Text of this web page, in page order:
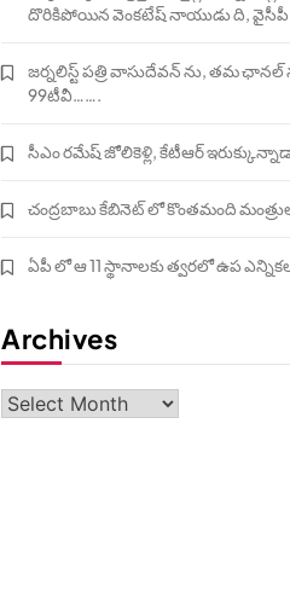
దొరికిపోయిన వెంకటేష్ నాయుడు ది, వైసీపీ
జర్నలిస్ట్ పత్రి వాసుదేవన్ ను, తమ ఛానల్
99టీవీ…….
సీఎం రమేష్ జోలికెళ్లి, కేటీఆర్
చంద్రబాబు కేబినెట్ లో కొంతమంది
ఏపీ లో ఆ 11 స్థానాలకు త్వరలో ఉప
Archives
Archives